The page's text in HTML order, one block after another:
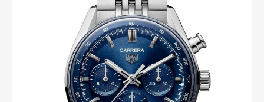
Art&DesignWatchFashion
Gourmet